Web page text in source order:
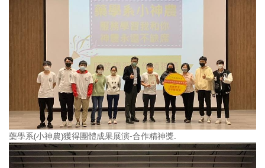
藥學系(小神農)獲得團體成果展演-合作精神獎.